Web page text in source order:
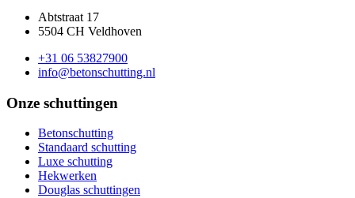
Abtstraat 17
5504 CH Veldhoven
+31 06 53827900
info@betonschutting.nl
Onze schuttingen
Betonschutting
Standaard schutting
Luxe schutting
Hekwerken
Douglas schuttingen